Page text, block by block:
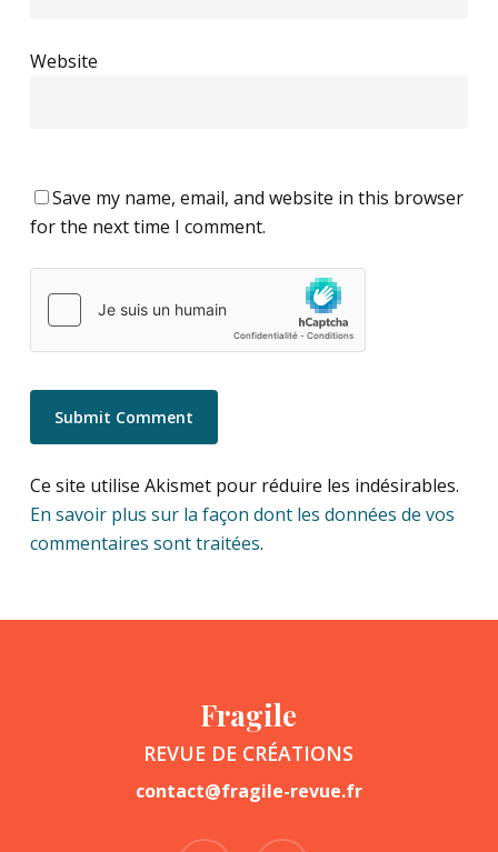
Website
Save my name, email, and website in this browser
for the next time I comment.
Ce site utilise Akismet pour réduire les indésirables.
En savoir plus sur la façon dont les données de vos
commentaires sont traitées.
Fragile
REVUE DE CRÉATIONS
contact@fragile-revue.fr